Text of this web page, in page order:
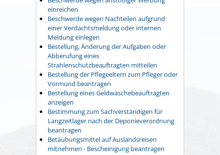
einreichen
Beschwerde wegen Nachteilen aufgrund
einer Verdachtsmeldung oder internen
Meldung einlegen
Bestellung, Änderung der Aufgaben oder
Abberufung eines
Strahlenschutzbeauftragten mitteilen
Bestellung der Pflegeeltern zum Pfleger oder
Vormund beantragen
Bestellung eines Geldwäschebeauftragten
anzeigen
Bestimmung zum Sachverständigen für
Langzeitlager nach der Deponieverordnung
beantragen
Betäubungsmittel auf Auslandsreisen
mitnehmen - Bescheinigung beantragen